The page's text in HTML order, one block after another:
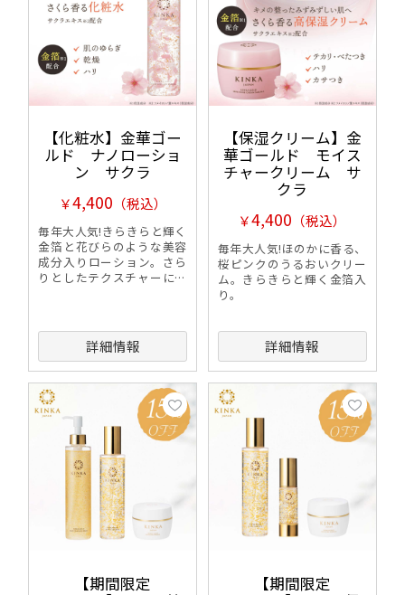
【化粧水】金華ゴー
ルド ナノローショ
ン サクラ
￥4,400 （税込）
毎年大人気!きらきらと輝く
金箔と花びらのような美容
成分入りローション。さら
りとしたテクスチャーに桜
詳細情報
【保湿クリーム】金
華ゴールド モイス
チャークリーム サ
クラ
￥4,400 （税込）
毎年大人気!ほのかに香る、
桜ピンクのうるおいクリー
ム。きらきらと輝く金箔入
り。
詳細情報
【期間限定 【期間限定